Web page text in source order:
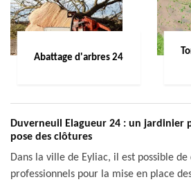
Abattage d'arbres 24
Duverneuil Elagueur 24 : un jardinier
pose des clôtures
Dans la ville de Eyliac, il est possible de
professionnels pour la mise en place